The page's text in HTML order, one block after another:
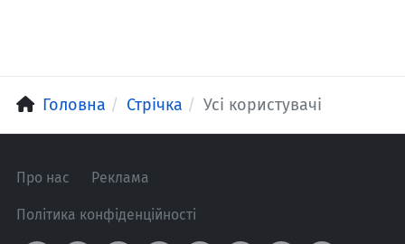
Головна Стрічка Усі користувачі
Про нас Реклама
Політика конфіденційності